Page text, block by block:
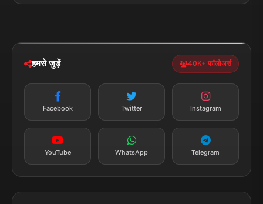
Privacy Policy
पॉलिटिकल झारखण्ड
न्यूज़ अलर्ट
सब्सक्राइब करें
हमसे जुड़ें 40K+ फॉलोअर्स
Facebook Twitter Instagram
YouTube WhatsApp Telegram